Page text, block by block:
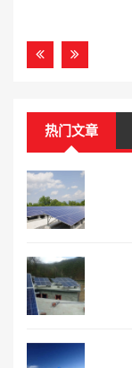
热门文章